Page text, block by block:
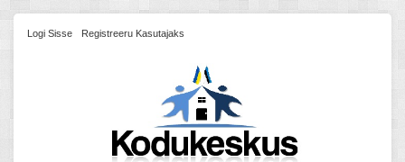
Logi Sisse Registreeru Kasutajaks